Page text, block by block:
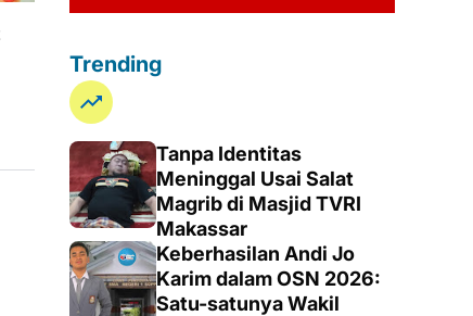
Trending
Tanpa Identitas
Meninggal Usai Salat
Magrib di Masjid TVRI
Makassar
Keberhasilan Andi Jo
Karim dalam OSN 2026:
Satu-satunya Wakil